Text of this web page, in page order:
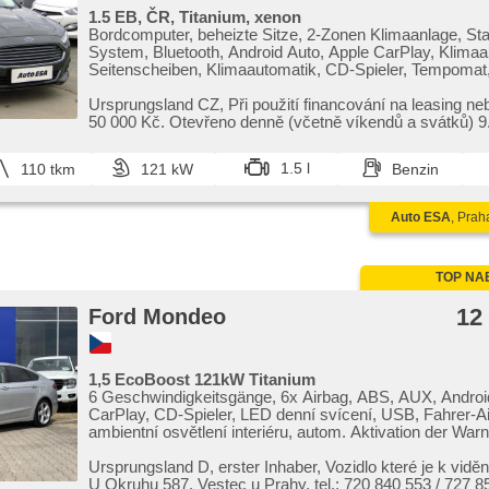
1.5 EB, ČR, Titanium, xenon
Bordcomputer, beheizte Sitze, 2-Zonen Klimaanlage,
System, Bluetooth, Android Auto, Apple CarPlay,
Seitenscheiben, Klimaautomatik, CD-Spieler,
odemykání, El. Deckel des Kofferraums, täglich
Handgetriebe, El. Spiegel, Scheinwerferwaschanlagen,
Funkfernbedienung, Elektronisches Stabilitätsprogramm
Nebelscheinwerfer, El. Klappspiegel, Reifendrucksensor,
zrcátka, elektronická ruční brzda,
Wegfahrsperre, 6x Airbag, asistent jízdy v jízdním
Ursprungsland CZ,​ Při použití financování na leasing
50 000 Kč. Otevřeno denně (včetně víkendů a svátků)
110 tkm 121 kW 1.5 l Benzin
Auto ESA,
TOP
Ford Mondeo 12
1,5 EcoBoost 121kW Titanium
6 Geschwindigkeitsgänge, 6x Airbag, ABS, AUX,
CarPlay, CD-Spieler, LED denní svícení, USB, Fahrer-
ambientní osvětlení interiéru, autom. Aktivation der
Bluetooth, Zentralverriegelung mit Funkfernbedienung,
Beifahrerairbagdeaktivierung, täglich Leuchten, digitální
Ursprungsland D,​ erster Inhaber,​ Vozidlo které je k
U Okruhu 587,​ Vestec u Prahy,​ tel.: 720 840 553 / 727